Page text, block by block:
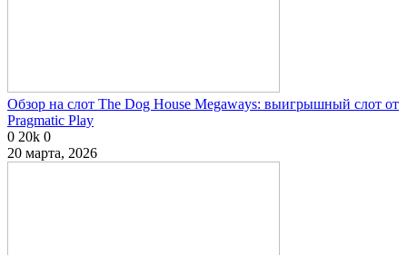
Обзор на слот The Dog House Megaways: выигрышный слот от
Pragmatic Play
0 20k 0
20 марта, 2026